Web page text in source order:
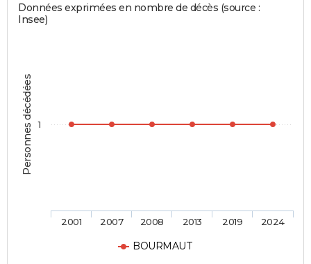
Personnes décédées
Données exprimées en nombre de décès (source :
Insee)
BOURMAUT
2001 2007 2008 2013 2019 2024
1